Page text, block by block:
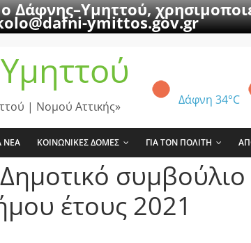
Δάφνης–Υμηττού,
ymittos.gov.gr
Υμηττού
Δάφνη 34°C
| Νομού Αττικής»
ΝΕΑ ΚΟΙΝΩΝΙΚΕΣ ΔΟΜΕΣ ΓΙΑ ΤΟΝ ΠΟΛΙΤΗ
έτους 2021